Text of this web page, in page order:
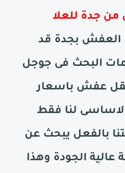
جدة للعلا
بجدة قد
البحث فى جوجل
عفش باسعار
لنا فقط
بالفعل يبحث عن
عالية الجودة وهذا